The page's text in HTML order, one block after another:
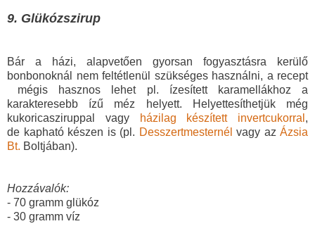
9. Glükózszirup
Bár a házi, alapvetően gyorsan fogyasztásra kerülő
bonbonoknál nem feltétlenül szükséges használni, a recept
mégis hasznos lehet pl. ízesített karamellákhoz a
karakteresebb ízű méz helyett.
Helyettesíthetjük még
kukoricasziruppal vagy
házilag készített invertcukorral ,
de kapható készen is (pl. Desszertmesternél vagy az Ázsia
Bt. Boltjában).
Hozzávalók:
- 70 gramm glükóz
- 30 gramm víz